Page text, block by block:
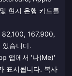
현지 은행 카드를
167,900,
습니다.
앱에서 '나(Me)'
표시됩니다. 복사